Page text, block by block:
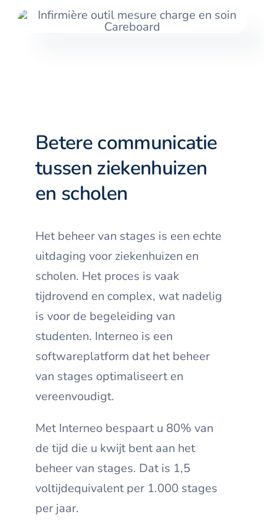
Betere communicatie
tussen ziekenhuizen
en scholen
Het beheer van stages is een echte
uitdaging voor ziekenhuizen en
scholen. Het proces is vaak
tijdrovend en complex, wat nadelig
is voor de begeleiding van
studenten. Interneo is een
softwareplatform dat het beheer
van stages optimaliseert en
vereenvoudigt.
Met Interneo bespaart u 80% van
de tijd die u kwijt bent aan het
beheer van stages. Dat is 1,5
voltijdequivalent per 1.000 stages
per jaar.